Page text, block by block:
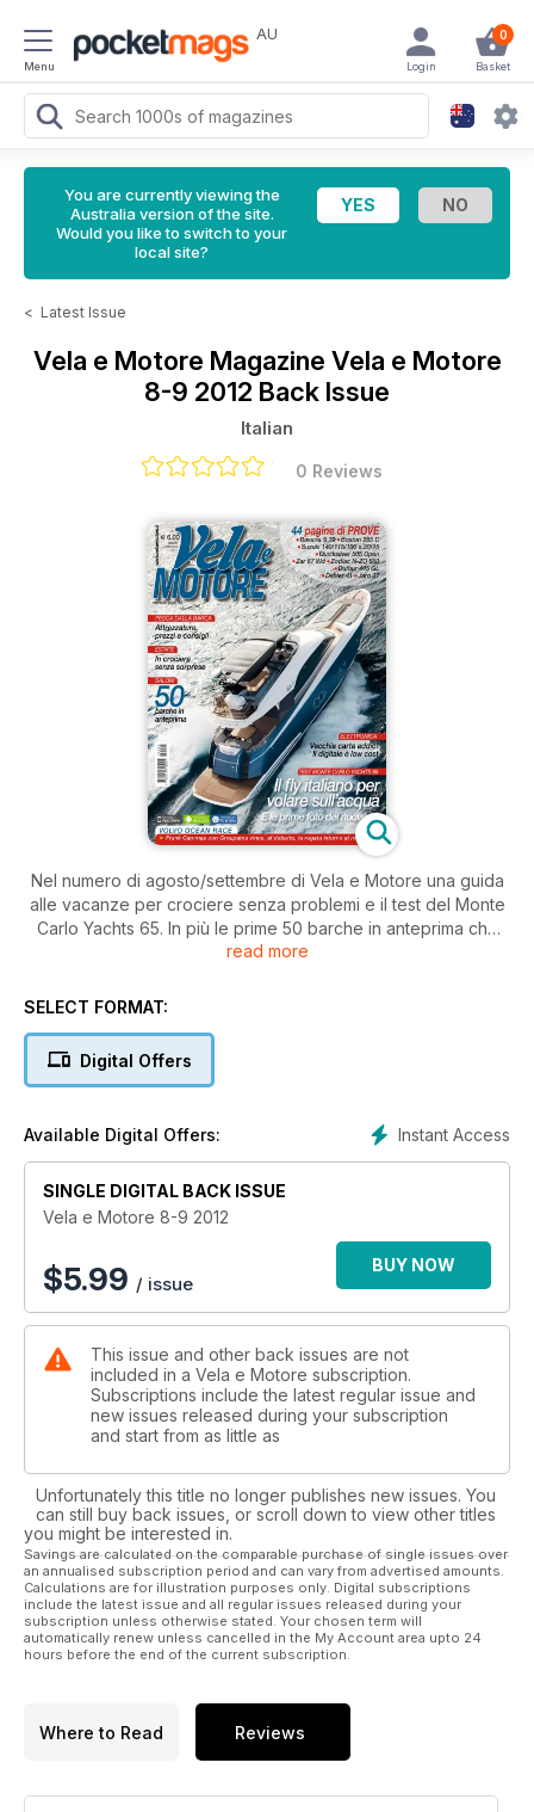
Menu
AU 0
Basket
Login
You are currently viewing the
Australia version of the site.
Would you like to switch to your
local site?
< Latest Issue
Vela e Motore Magazine Vela e Motore
8-9 2012 Back Issue
Italian
0 Reviews
Nel numero di agosto/settembre di Vela e Motore una guida
alle vacanze per crociere senza problemi e il test del Monte
Carlo Yachts 65. In più le prime 50 barche in anteprima che
vedrete ai saloni d’autunno e 44 pagine di prove di modelli a
nostra guida con i consigli per pianificazione l’itinerario,
preparare la cambusa, affrontare la navigazione in notturna
A chi vuole approfittare del tempo libero per cimentarsi nella
pesca dalla barca abbiamo dedicato un servizio completo
con le tecniche, i trucchi e le attrezzature per cominciare
(con i prezzi).
Il settore delle prove è ricco di offerte per tutte le tasche e i
gusti: a partire dal test del nuovo Montecarlo 65, un flybridge
lussuoso con un salone open space e tecniche costruttive
d’avanguardia, per continuare con il Bavaria Sport 39 e, per
Coupé. Ben quattro le prove dei natanti: il Boston 285
Conquest, il Quicksilver 505 Open, lo Zar 87 Welldeck e lo
Zodiac N-Zo 680. Per finire i test in acqua dei nuovi modelli
dei fuoribordo Suzuki da 140/115/100 cv e da 20/15 cv.
Vecchia carta nautica addio? Con i nuovi software per PC ora
è possibile carteggiare anche gratuitamente grazie ai
programmi free con tutte le funzioni base per navigare in tutti
i mari del mondo.
E per le notizie dell’ultima ora, gallery e video, seguiteci nel
nostro sito www.velaemotore.it
Non perdete Vela e Motore anche in tv sui canali satellitari
20, 21.30 e dom. h 23.30) e sul digitale terrestre (ulteriori info
nel nostro sito).
read more
SELECT FORMAT:
Digital Offers
Instant Access
Available Digital Offers:
SINGLE DIGITAL BACK ISSUE
Vela e Motore 8-9 2012
$5.99 / issue
BUY NOW
This issue and other back issues are not
included in a Vela e Motore subscription.
Subscriptions include the latest regular issue and
new issues released during your subscription
and start from as little as
Unfortunately this title no longer publishes new issues. You
can still buy back issues, or scroll down to view other titles
you might be interested in.
Savings are calculated on the comparable purchase of single issues over
an annualised subscription period and can vary from advertised amounts.
Calculations are for illustration purposes only. Digital subscriptions
include the latest issue and all regular issues released during your
subscription unless otherwise stated. Your chosen term will
automatically renew unless cancelled in the My Account area upto 24
hours before the end of the current subscription.
Where to Read Reviews